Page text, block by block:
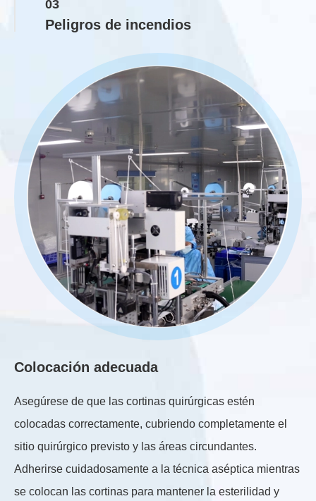
03
Peligros de incendios
Colocación adecuada
Asegúrese de que las cortinas quirúrgicas estén
colocadas correctamente, cubriendo completamente el
sitio quirúrgico previsto y las áreas circundantes.
Adherirse cuidadosamente a la técnica aséptica mientras
se colocan las cortinas para mantener la esterilidad y